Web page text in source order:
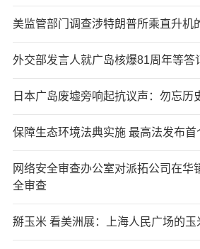
美监管部门调查涉特朗普所乘直升机
外交部发言人就广岛核爆81周年等答
日本广岛废墟旁响起抗议声：勿忘
保障生态环境法典实施 最高法发布
网络安全审查办公室对派拓公司在华
全审查
掰玉米 看美洲展：上海人民广场的玉